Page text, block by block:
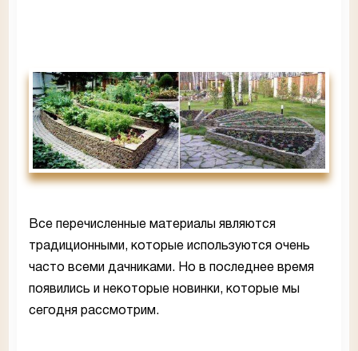
Все перечисленные материалы являются
традиционными, которые используются очень
часто всеми дачниками. Но в последнее время
появились и некоторые новинки, которые мы
сегодня рассмотрим.